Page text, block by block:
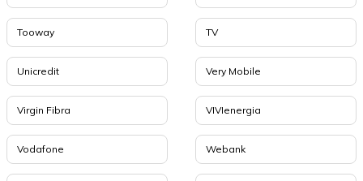
Tooway TV
Unicredit Very Mobile
Virgin Fibra VIVIenergia
Vodafone Webank